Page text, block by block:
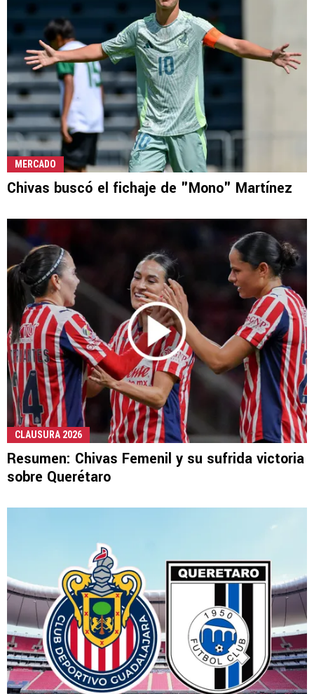
MERCADO
Chivas buscó el fichaje de "Mono" Martínez
CLAUSURA 2026
Resumen: Chivas Femenil y su sufrida victoria
sobre Querétaro